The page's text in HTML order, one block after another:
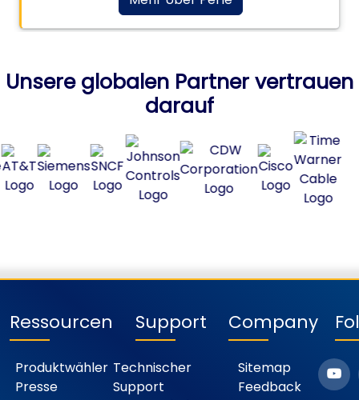
Unsere globalen Partner vertrauen
darauf
Ressourcen
Produktwähler
Presse
Support
Technischer
Support
Company
Sitemap
Feedback